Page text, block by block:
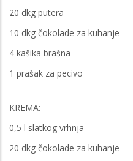
20 dkg putera
10 dkg čokolade za kuhanje
4 kašika brašna
1 prašak za pecivo
KREMA:
0,5 l slatkog vrhnja
20 dkg čokolade za kuhanje